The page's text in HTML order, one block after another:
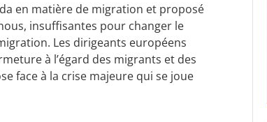
en matière de migration et proposé
insuffisantes pour changer le
Les dirigeants européens
à l’égard des migrants et des
face à la crise majeure qui se joue